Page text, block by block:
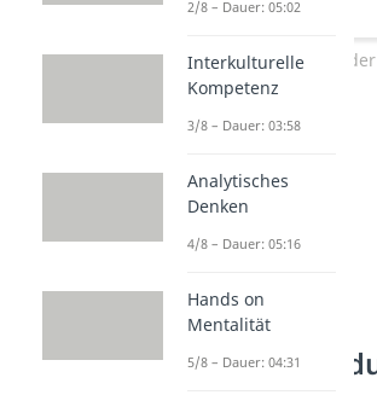
Bewertungen
Wie nutzt
2/8 – Dauer: 05:02
Interkulturelle
Kompetenz
3/8 – Dauer: 03:58
Analytisches
Denken
4/8 – Dauer: 05:16
Hands on
Mentalität
5/8 – Dauer: 04:31